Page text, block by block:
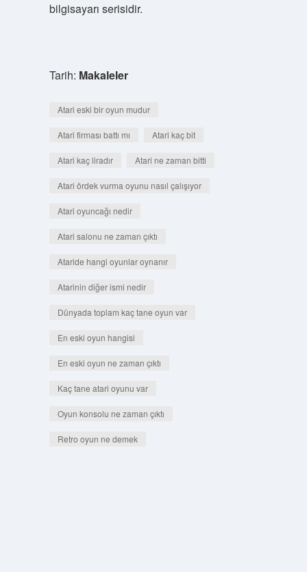
bilgisayarı serisidir.
Tarih: Makaleler
Atari eski bir oyun mudur
Atari firması battı mı Atari kaç bit
Atari kaç liradır Atari ne zaman bitti
Atari ördek vurma oyunu nasıl çalışıyor
Atari oyuncağı nedir
Atari salonu ne zaman çıktı
Ataride hangi oyunlar oynanır
Atarinin diğer ismi nedir
Dünyada toplam kaç tane oyun var
En eski oyun hangisi
En eski oyun ne zaman çıktı
Kaç tane atari oyunu var
Oyun konsolu ne zaman çıktı
Retro oyun ne demek